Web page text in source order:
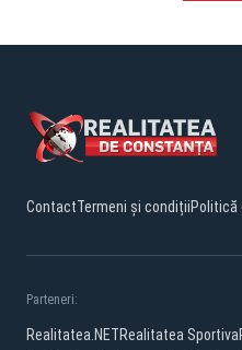
ContactTermeni și condiții
Parteneri:
Realitatea.NETRealitatea Sportiva